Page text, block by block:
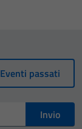
Eventi passati
Invio